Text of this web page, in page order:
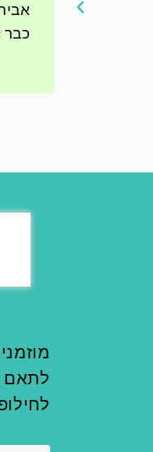
כבר 3 שנים ויודע לבצע לי עיסוי רפואי בדיוק בנקודות החלשות והכואבות שלי ממליץ בחום!!!
לתאם